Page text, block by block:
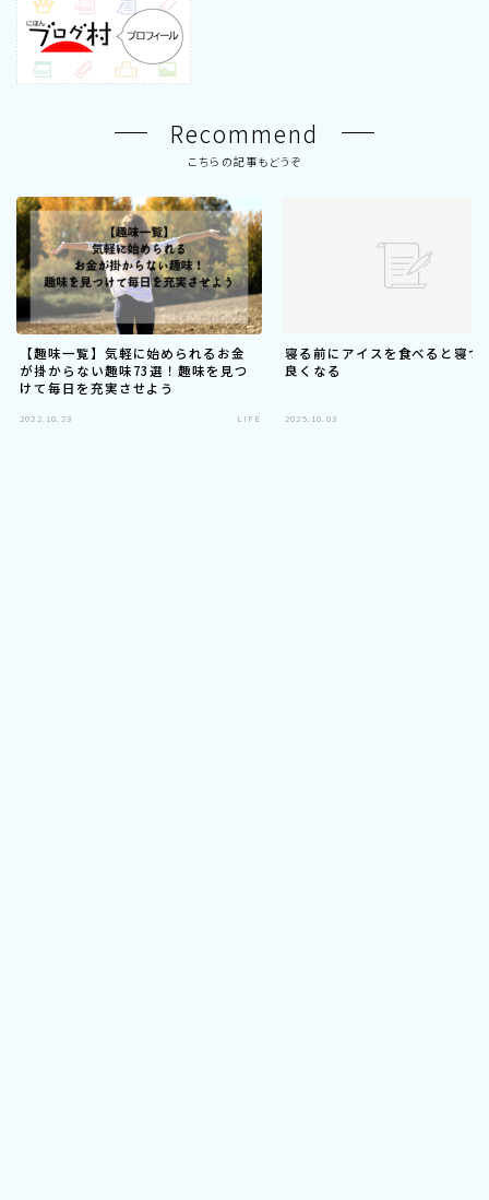
Recommend
こちらの記事もどうぞ
【趣味一覧】気軽に始められるお金
が掛からない趣味73選！趣味を見つ
けて毎日を充実させよう
2022.10.23 LIFE
寝る前にアイスを食べると寝つ
良くなる
2025.10.03